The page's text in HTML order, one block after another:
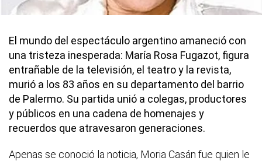
El mundo del espectáculo argentino amaneció con
una tristeza inesperada: María Rosa Fugazot, figura
entrañable de la televisión, el teatro y la revista,
murió a los 83 años en su departamento del barrio
de Palermo. Su partida unió a colegas, productores
y públicos en una cadena de homenajes y
recuerdos que atravesaron generaciones.
Apenas se conoció la noticia, Moria Casán fue quien le